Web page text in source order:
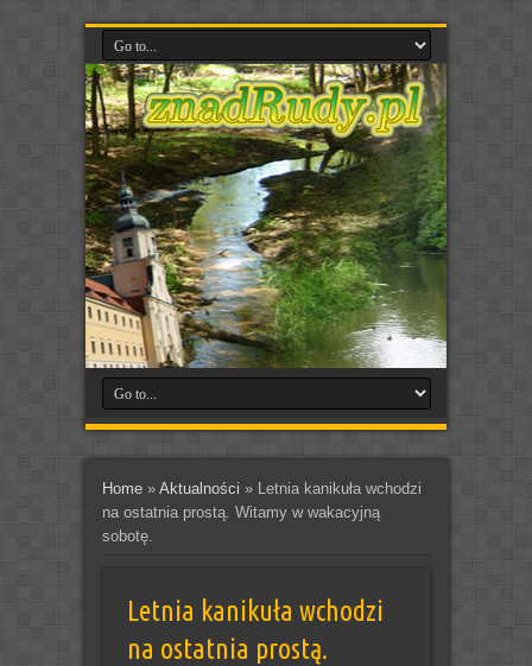
Home» Aktualności » Letnia kanikuła wchodzi
na ostatnia prostą. Witamy w wakacyjną
sobotę.
Letnia kanikuła wchodzi
na ostatnia prostą.